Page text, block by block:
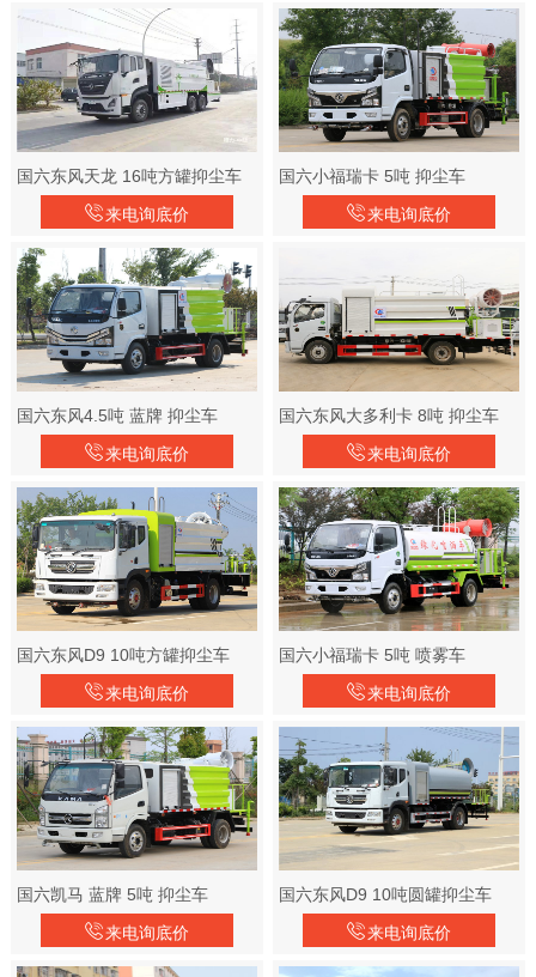
国六东风天龙 16吨方罐抑尘车
来电询底价
国六小福瑞卡 5吨 抑尘车
来电询底价
国六东风4.5吨 蓝牌 抑尘车
来电询底价
国六东风大多利卡 8吨 抑尘车
来电询底价
国六东风D9 10吨方罐抑尘车
来电询底价
国六小福瑞卡 5吨 喷雾车
来电询底价
国六凯马 蓝牌 5吨 抑尘车
来电询底价
国六东风D9 10吨圆罐抑尘车
来电询底价